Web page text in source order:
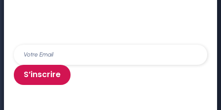
S’inscrire